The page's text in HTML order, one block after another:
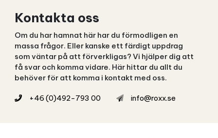
Kontakta oss
Om du har hamnat här har du förmodligen en
massa frågor. Eller kanske ett färdigt uppdrag
som väntar på att förverkligas? Vi hjälper dig att
få svar och komma vidare. Här hittar du allt du
behöver för att komma i kontakt med oss.
+46 (0)492-793 00 info@roxx.se